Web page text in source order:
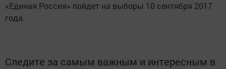
«Единая Россия» пойдет на выборы 10 сентября 2017
года.
Следите за самым важным и интересным в